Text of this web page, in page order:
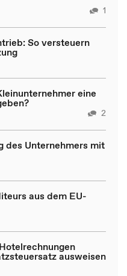
1
So versteuern
eine
2
des Unternehmers mit
aus dem EU-
ausweisen